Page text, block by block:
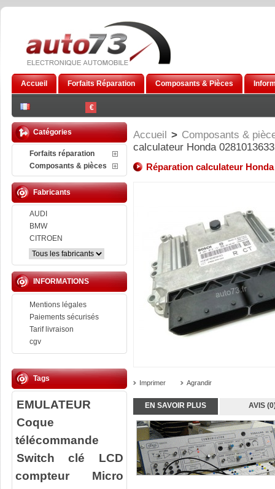
€
Accueil Forfaits Réparation Composants & Pièces
Catégories
Forfaits réparation
Composants & pièces
Fabricants
AUDI
BMW
CITROEN
INFORMATIONS
Mentions légales
Paiements sécurisés
Tarif livraison
cgv
Tags
EMULATEUR
Coque
télécommande
Switch clé
LCD
compteur
Micro
Accueil > Composants &
calculateur Honda 0281013633
Réparation calculateur Honda
Imprimer Agrandir
EN SAVOIR PLUS AVIS